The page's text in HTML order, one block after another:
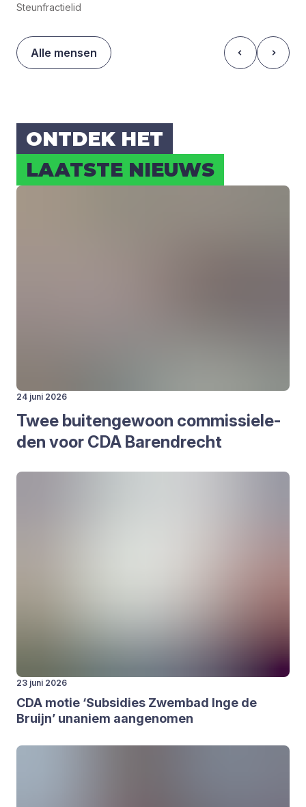
Steunfractielid
Alle mensen
ONT­DEK HET
LAAT­STE NIEUWS
24 juni 2026
Twee bui­ten­ge­woon com­mis­sie­le­
den voor CDA Barend­recht
23 juni 2026
CDA motie ‘Sub­si­dies Zwem­bad Inge de
Bruijn’ una­niem aan­ge­no­men